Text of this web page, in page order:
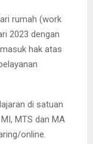
rumah (work
2023 dengan
hak atas
di satuan
MTS dan MA
online.